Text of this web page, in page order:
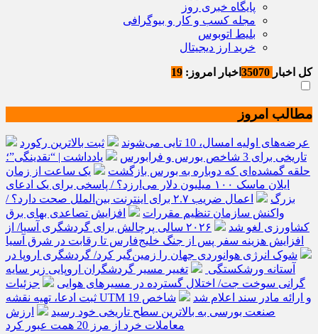
پایگاه خبری روز
مجله کسب و کار و بیوگرافی
بلیط اتوبوس
خرید ارز دیجیتال
کل اخبار اخبار امروز: 19
مطالب امروز
عرضه‌های اولیه امسال، 10 تایی می‌شوند
ثبت بالاترین رکورد
تاریخی برای 3 شاخص بورس و فرابورس
یادداشت | “نقدینگی”؛
حلقه گمشده‌ای که دوباره به بورس بازگشت
یک ساعت از زمان
ایلان ماسک ۱۰۰ میلیون دلار می‌ارزد؟ / پاسخی برای یک ادعای
بزرگ
اعمال ضریب ۲.۷ برای اینترنت بین‌الملل صحت دارد؟ /
واکنش سازمان تنظیم مقررات
افزایش تصاعدی بهای برق
کشاورزی لغو شد
۲۰۲۶ سالی پرچالش برای گردشگری آسیا/ از
افزایش هزینه سفر پس از جنگ خلیج‌فارس تا رقابت در شرق آسیا
شوک انرژی هوانوردی جهان را زمین‌گیر کرد/ گردشگری اروپا در
آستانه ورشکستگی
تغییر مسیر گردشگران اروپایی زیر سایه
گرانی سوخت جت/ اختلال گسترده در مسیرهای هوایی
جزئیات
ثبت ادعا، تهیه نقشه UTM و ارائه مادر سند اعلام شد
شاخص 19
صنعت بورسی به بالاترین سطح تاریخی خود رسید
ارزش
معاملات خرد از مرز 20 همت عبور کرد